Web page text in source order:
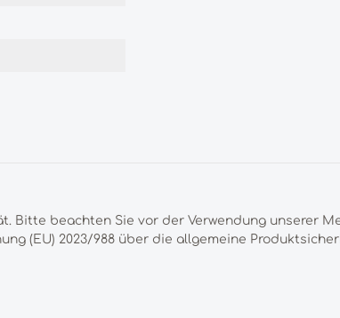
Bitte beachten Sie vor der Verwendung unserer
(EU) 2023/988 über die allgemeine